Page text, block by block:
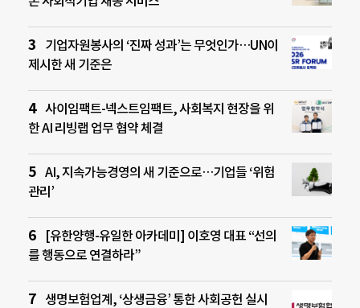
기업자원봉사의 ‘진짜 성과’는 무엇인가…UN이
제시한 새 기준은
사이임팩트-넥스트임팩트, 사회복지 현장을 위
한 AI 리빙랩 업무 협약 체결
AI, 지속가능경영의 새 기준으로…기업들 ‘위험
관리’
[유한양행-유일한 아카데미] 이호영 대표 “선의
를 행동으로 연결하라”
생명보험업계, ‘상생금융’ 통한 사회공헌 실시